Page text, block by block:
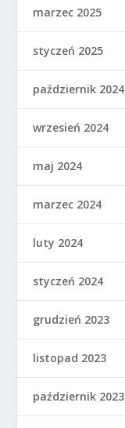
marzec 2025
styczeń 2025
październik 2024
wrzesień 2024
maj 2024
marzec 2024
luty 2024
styczeń 2024
grudzień 2023
listopad 2023
październik 2023